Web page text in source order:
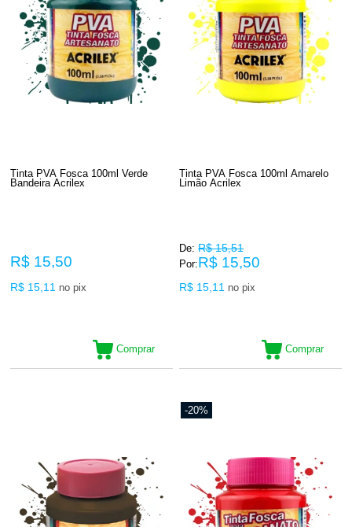
Tinta PVA Fosca 100ml Verde
Bandeira Acrilex
R$ 15,50
R$ 15,11 no pix
Comprar
Tinta PVA Fosca 100ml Amarelo
Limão Acrilex
De: R$ 15,51
Por:R$ 15,50
R$ 15,11 no pix
Comprar
-20%